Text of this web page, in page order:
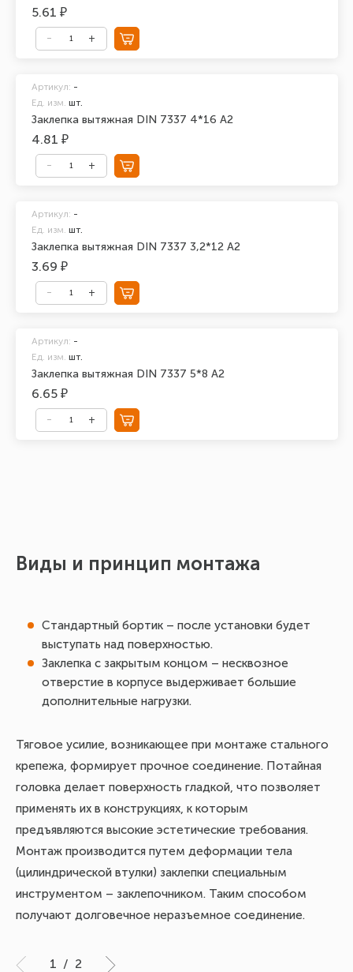
5.61 ₽
Заклепка вытяжная DIN 7337 4*16 А2
Артикул: -
Ед. изм. шт.
4.81 ₽
Заклепка вытяжная DIN 7337 3,2*12 А2
Артикул: -
Ед. изм. шт.
3.69 ₽
Заклепка вытяжная DIN 7337 5*8 А2
Артикул: -
Ед. изм. шт.
6.65 ₽
Виды и принцип монтажа
Стандартный бортик – после установки будет
выступать над поверхностью.
Заклепка с закрытым концом – несквозное
отверстие в корпусе выдерживает большие
дополнительные нагрузки.
Тяговое усилие, возникающее при монтаже стального
крепежа, формирует прочное соединение. Потайная
головка делает поверхность гладкой, что позволяет
применять их в конструкциях, к которым
предъявляются высокие эстетические требования.
Монтаж производится путем деформации тела
(цилиндрической втулки) заклепки специальным
инструментом – заклепочником. Таким способом
получают долговечное неразъемное соединение.
1 / 2